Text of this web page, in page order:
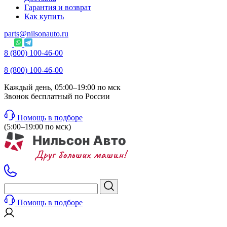
Гарантия и возврат
Как купить
parts@nilsonauto.ru
8 (800) 100-46-00
8 (800) 100-46-00
Каждый день, 05:00–19:00 по мск
Звонок бесплатный по России
Помощь в подборе
(5:00–19:00 по мск)
Помощь в подборе